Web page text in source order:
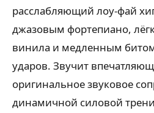
расслабляющий лоу-фай
джазовым фортепиано,
винила и медленным
ударов. Звучит
оригинальное звуковое
динамичной силовой